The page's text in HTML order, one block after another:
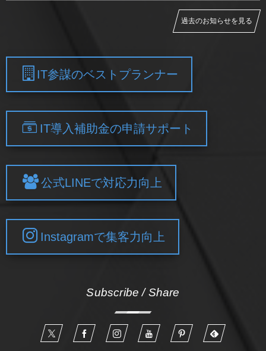
過去のお知らせを見る
IT参謀のベストプランナー
IT導入補助金の申請サポート
公式LINEで対応力向上
Instagramで集客力向上
Subscribe / Share